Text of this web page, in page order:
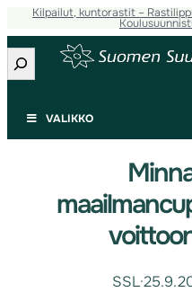
Kilpailut, kuntorastit –
Etsi
VALIKKO
SSL·